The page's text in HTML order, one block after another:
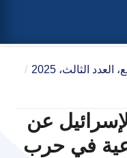
العدد الثالث، 2025
/
عن
في حرب